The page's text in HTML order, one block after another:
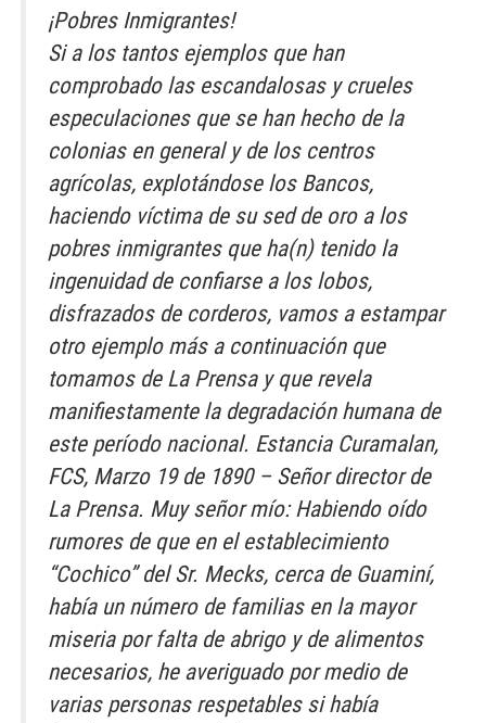
¡Pobres Inmigrantes!
Si a los tantos ejemplos que han
comprobado las escandalosas y crueles
especulaciones que se han hecho de la
colonias en general y de los centros
agrícolas, explotándose los Bancos,
haciendo víctima de su sed de oro a los
pobres inmigrantes que ha(n) tenido la
ingenuidad de confiarse a los lobos,
disfrazados de corderos, vamos a estampar
otro ejemplo más a continuación que
tomamos de La Prensa y que revela
manifiestamente la degradación humana de
este período nacional. Estancia Curamalan,
FCS, Marzo 19 de 1890 – Señor director de
La Prensa. Muy señor mío: Habiendo oído
rumores de que en el establecimiento
“Cochico” del Sr. Mecks, cerca de Guaminí,
había un número de familias en la mayor
miseria por falta de abrigo y de alimentos
necesarios, he averiguado por medio de
varias personas respetables si había